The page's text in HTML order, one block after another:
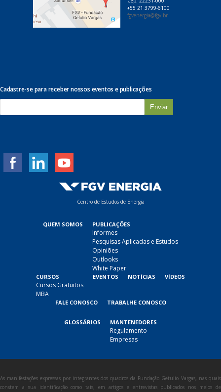
+55 21 3799-6100
fgvenergia@fgv.br
Cadastre-se para receber nossos eventos e publicações
m
Centro de Estudos de Energia
QUEM SOMOS PUBLICAÇÕES
Informes
Pesquisas Aplicadas e Estudos
Opiniões
Outlooks
White Paper
CURSOS
Cursos Gratuitos
MBA
EVENTOS NOTÍCIAS VÍDEOS
FALE CONOSCO TRABALHE CONOSCO
GLOSSÁRIOS MANTENEDORES
Regulamento
Empresas
As manifestações expressas por integrantes dos quadros da Fundação Getulio Vargas, nas quais
constem a sua identificação como tais, em artigos e entrevistas publicados nos meios de